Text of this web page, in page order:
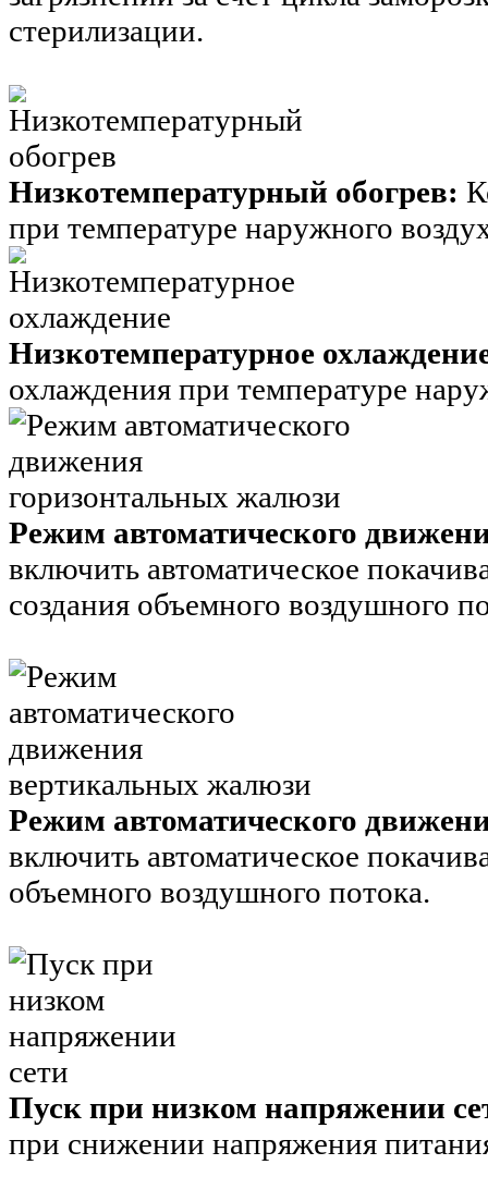
стерилизации.
Низкотемпературный обогрев:
при температуре наружного
Низкотемпературное
охлаждения при температуре
Режим автоматического
включить автоматическое
создания объемного воздушного
Режим автоматического
включить автоматическое
объемного воздушного потока.
Пуск при низком напряжении
при снижении напряжения